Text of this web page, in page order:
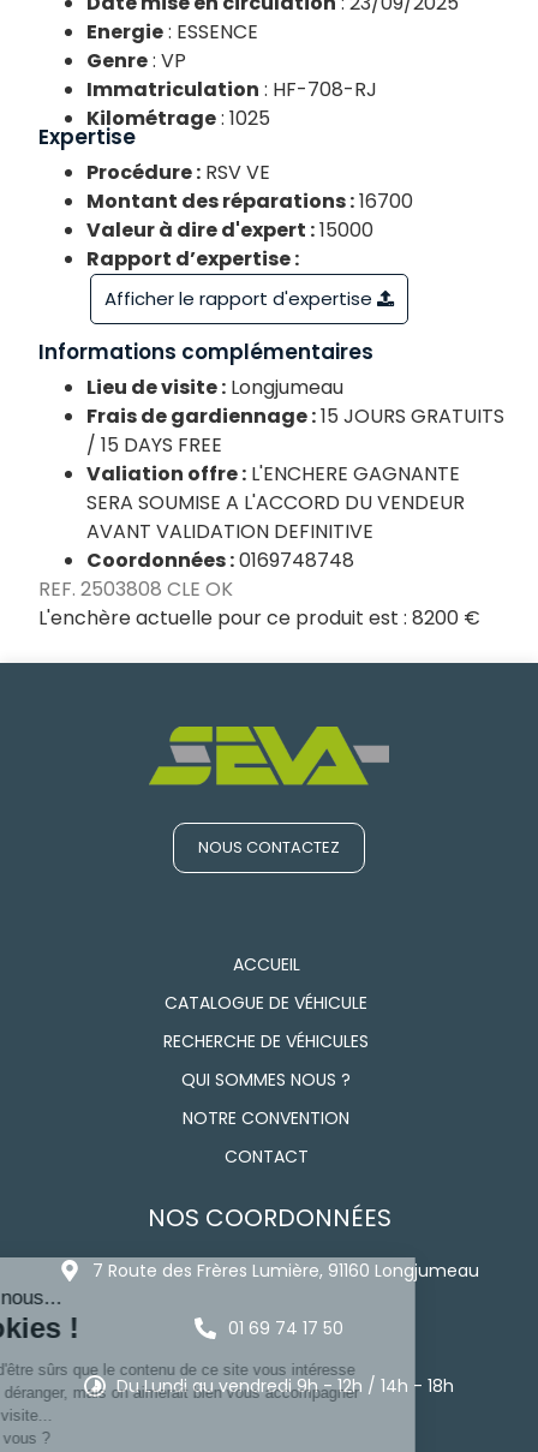
Energie: ESSENCE
Genre: VP
Immatriculation : HF-708-RJ
Kilométrage: 1025
Expertise
Procédure : RSV VE
Montant des réparations :16700
Valeur à dire d'expert :15000
Rapport d’expertise :
Afficher le rapport d'expertise
Informations complémentaires
Lieu de visite : Longjumeau
Frais de gardiennage :15 JOURS GRATUITS
/ 15 DAYS FREE
Valiation offre : L'ENCHERE GAGNANTE
SERA SOUMISE A L'ACCORD DU VENDEUR
AVANT VALIDATION DEFINITIVE
Coordonnées :0169748748
REF. 2503808 CLE OK
L'enchère actuelle pour ce produit est :8200 €
NOUS CONTACTEZ
ACCUEIL
CATALOGUE DE VÉHICULE
RECHERCHE DE VÉHICULES
QUI SOMMES NOUS ?
NOTRE CONVENTION
CONTACT
NOS COORDONNÉES
7 Route des Frères Lumière, 91160 Longjumeau
01 69 74 17 50
Du Lundi au vendredi 9h - 12h / 14h - 18h